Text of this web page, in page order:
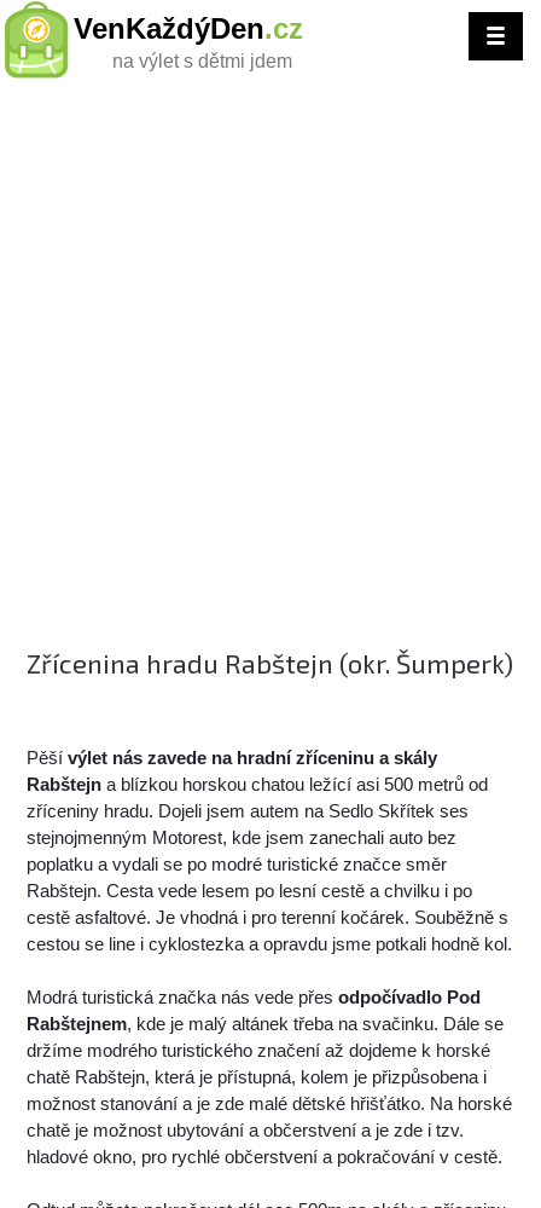
VenKaždýDen.cz
na výlet s dětmi jdem
Zřícenina hradu Rabštejn (okr. Šumperk)
Pěšívýlet nás zavede na hradní zříceninu a skály
Rabštejn a blízkou horskou chatou ležící asi 500 metrů od
zříceniny hradu. Dojeli jsem autem na Sedlo Skřítek ses
stejnojmenným Motorest, kde jsem zanechali auto bez
poplatku a vydali se po modré turistické značce směr
Rabštejn. Cesta vede lesem po lesní cestě a chvilku i po
cestě asfaltové. Je vhodná i pro terenní kočárek. Souběžně s
cestou se line i cyklostezka a opravdu jsme potkali hodně kol.
Modrá turistická značka nás vede přesodpočívadlo Pod
Rabštejnem, kde je malý altánek třeba na svačinku. Dále se
držíme modrého turistického značení až dojdeme k horské
chatě Rabštejn, která je přístupná, kolem je přizpůsobena i
možnost stanování a je zde malé dětské hřišťátko. Na horské
chatě je možnost ubytování a občerstvení a je zde i tzv.
hladové okno, pro rychlé občerstvení a pokračování v cestě.